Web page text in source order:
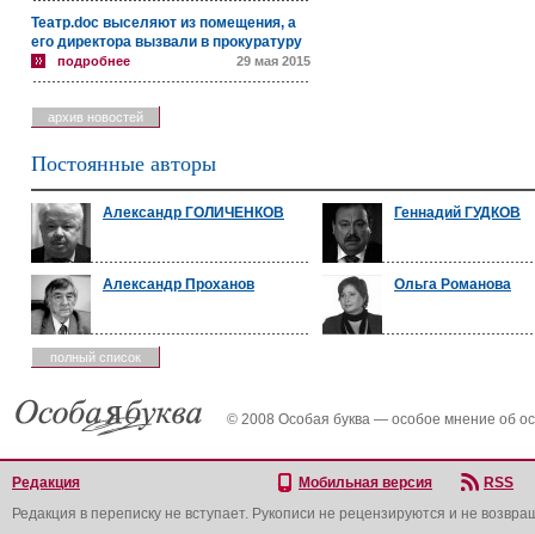
Театр.doc выселяют из помещения, а
его директора вызвали в прокуратуру
подробнее 29 мая 2015
архив новостей
Постоянные авторы
Александр ГОЛИЧЕНКОВ Геннадий ГУДКОВ
Александр Проханов Ольга Романова
полный список
© 2008 Особая буква — особое мнение об
Редакция Мобильная версия
RSS
Редакция в переписку не вступает. Рукописи не рецензируются и не